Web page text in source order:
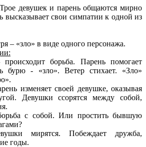
девушек и парень общаются мирно
высказывает свои симпатии к одной из
– «зло» в виде одного персонажа.
происходит борьба. Парень помогает
бурю - «зло». Ветер стихает. «Зло»
изменяет своей девушке, оказывая
Девушки ссорятся между собой,
с собой. Или простить бывшую
мирятся. Побеждает дружба,
годы.